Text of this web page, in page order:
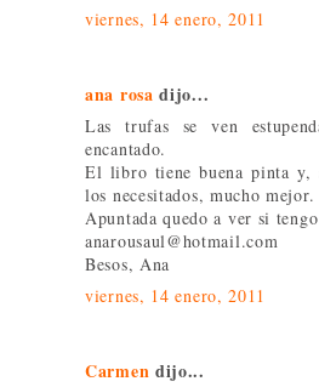
viernes, 14 enero, 2011
ana rosa dijo...
Las trufas se ven
encantado.
El libro tiene buena pinta y,
los necesitados, mucho mejor.
Apuntada quedo a ver si
anarousaul@hotmail.com
Besos, Ana
viernes, 14 enero, 2011
Carmen dijo...